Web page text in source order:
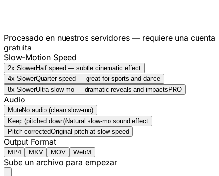
Procesado en nuestros servidores — requiere una cuenta
gratuita
Slow-Motion Speed
2x SlowerHalf speed — subtle cinematic effect
4x SlowerQuarter speed — great for sports and dance
8x SlowerUltra slow-mo — dramatic reveals and impacts PRO
Audio
MuteNo audio (clean slow-mo)
Keep (pitched down)Natural slow-mo sound effect
Pitch-correctedOriginal pitch at slow speed
Output Format
MP4 MKV MOV WebM
Sube un archivo para empezar